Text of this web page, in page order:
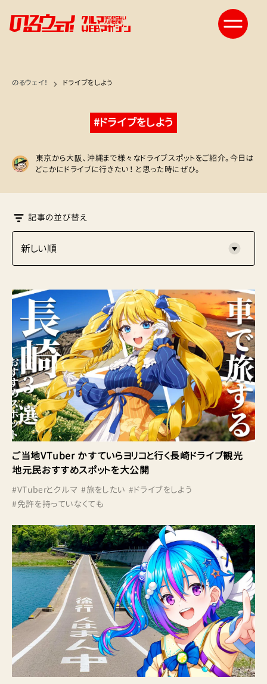
のるウェイ！ ドライブをしよう
#ドライブをしよう
東京から大阪、沖縄まで様々なドライブスポットをご紹介。今日は
どこかにドライブに行きたい！ と思った時にぜひ。
記事の並び替え
ご当地VTuber かすていらヨリコと行く長崎ドライブ観光
地元民おすすめスポットを大公開
#VTuberとクルマ #旅をしたい #ドライブをしよう
#免許を持っていなくても